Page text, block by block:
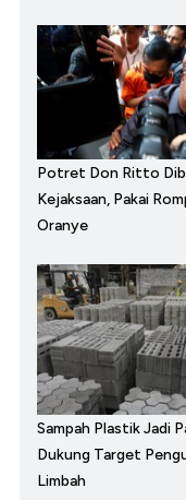
Potret Don Ritto
Kejaksaan, Pakai
Oranye
Sampah Plastik Jadi
Dukung Target
Limbah